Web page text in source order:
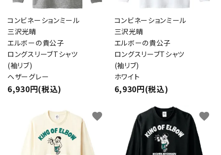
コンビネーションミール
三沢光晴
エルボーの貴公子
ロングスリーブTシャツ
(袖リブ)
ヘザーグレー
6,930円(税込)
コンビネーションミール
三沢光晴
エルボーの貴公子
ロングスリーブTシャツ
(袖リブ)
ホワイト
6,930円(税込)
favorite favorite